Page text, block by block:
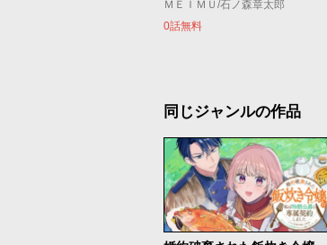
ＭＥＩＭＵ/石ノ森章太郎
0話無料
同じジャンルの作品